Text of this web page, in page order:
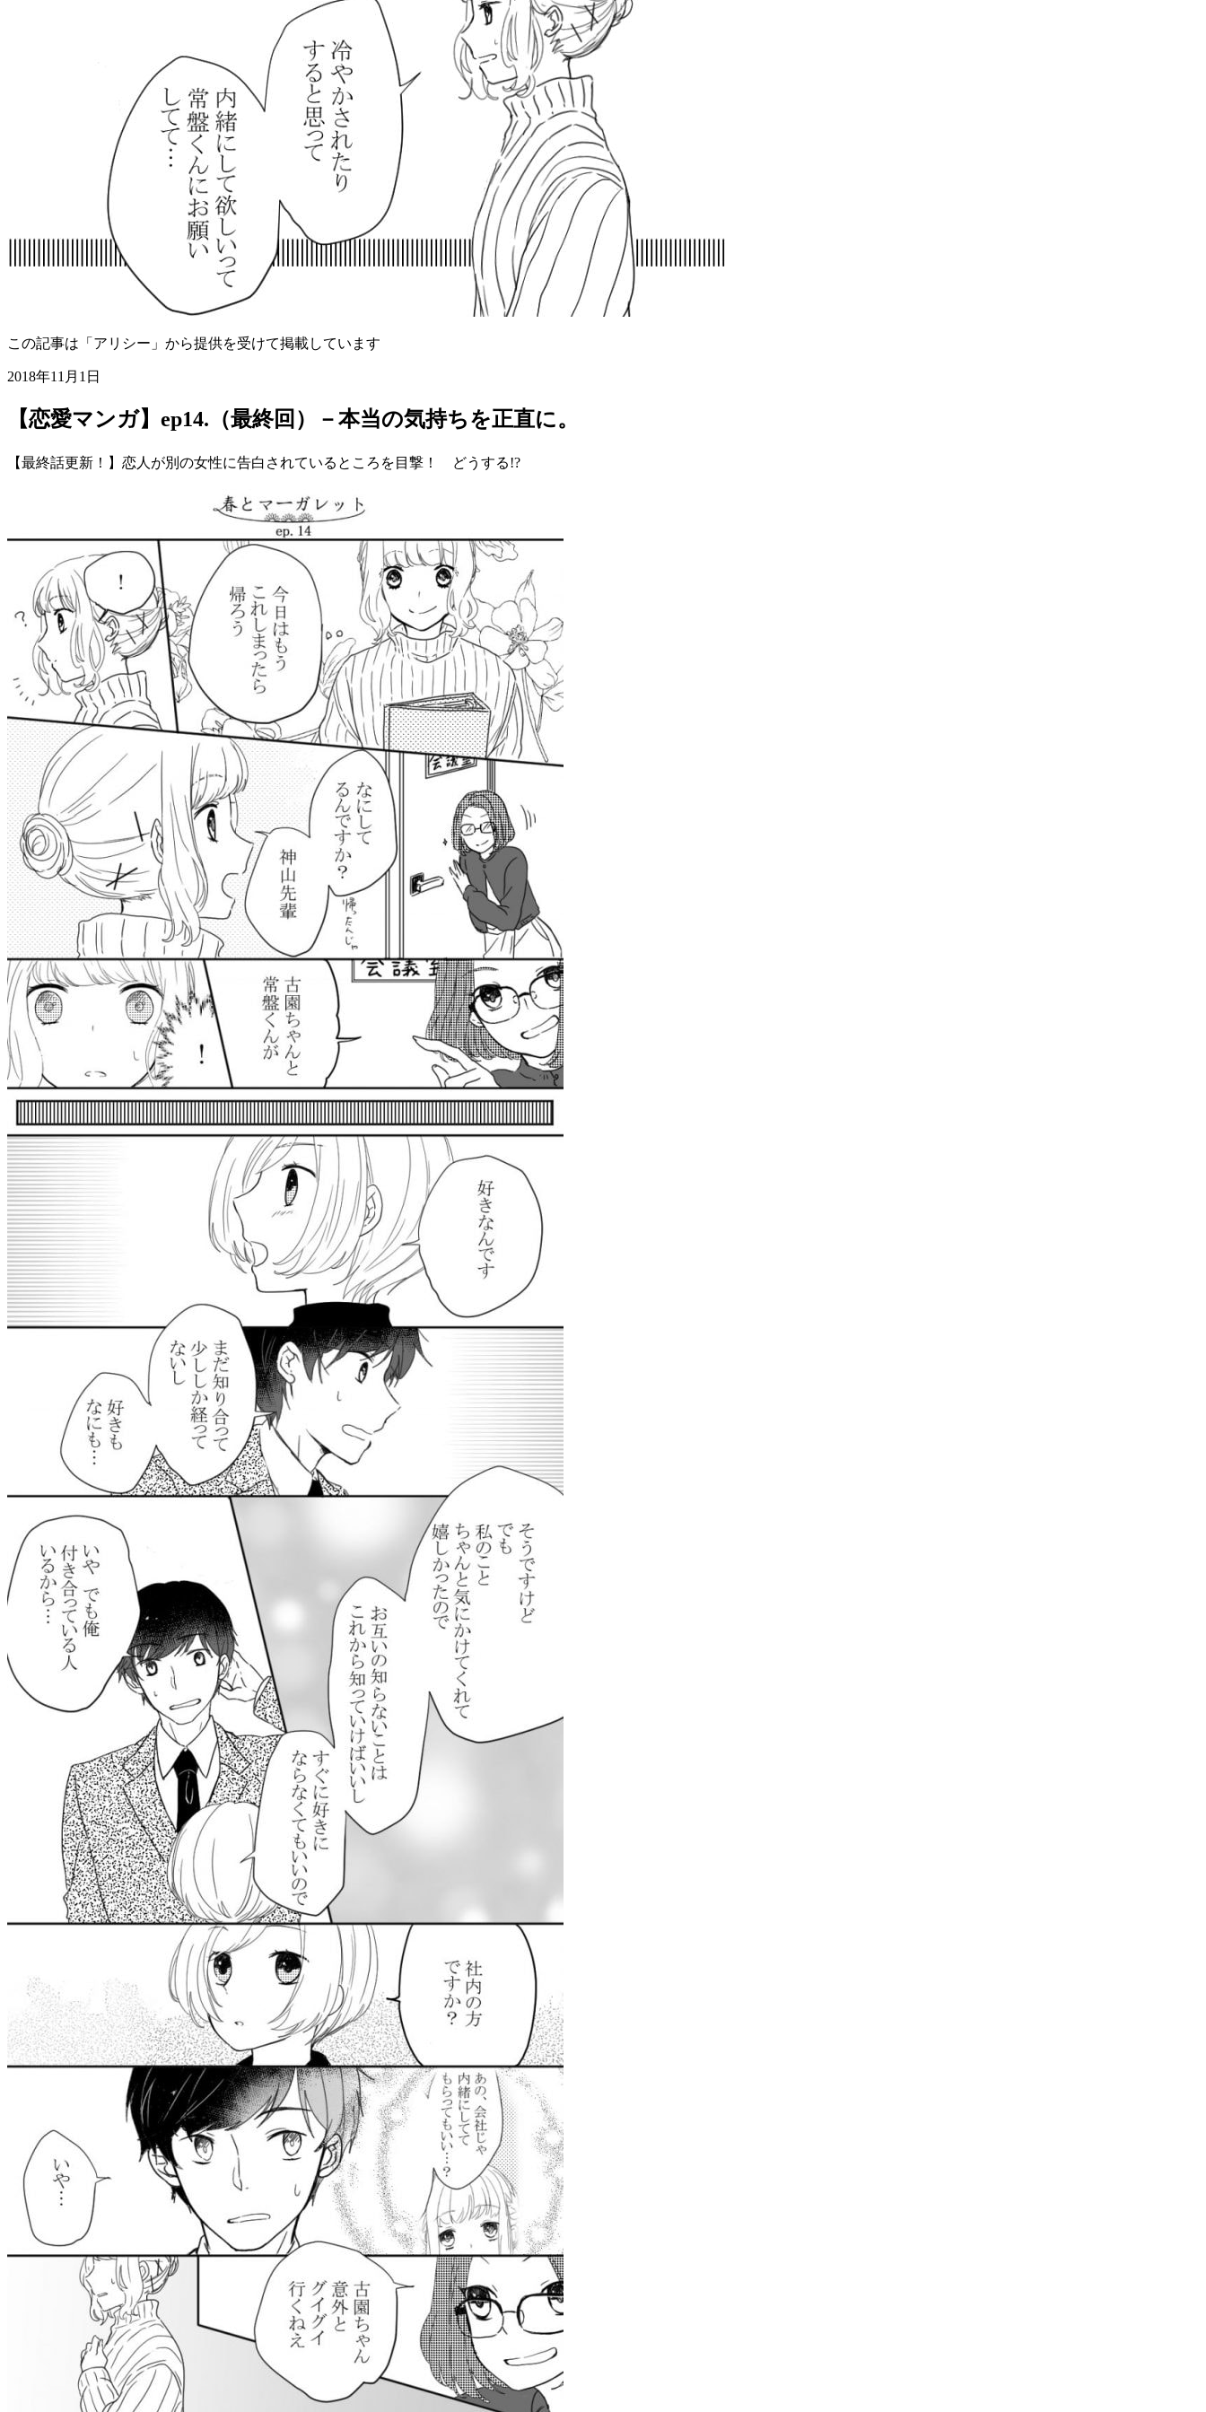
この記事は「アリシー」から提供を受けて掲載しています
2018年11月1日
【恋愛マンガ】ep14.（最終回）－本当の気持ちを正直に。
【最終話更新！】恋人が別の女性に告白されているところを目撃！ どうする!?